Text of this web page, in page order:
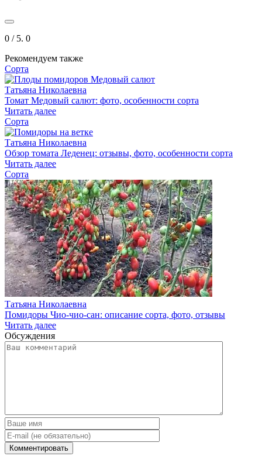
0 / 5. 0
Рекомендуем также
Сорта
Татьяна Николаевна
Томат Медовый салют: фото, особенности сорта
Читать далее
Сорта
Татьяна Николаевна
Обзор томата Леденец: отзывы, фото, особенности сорта
Читать далее
Сорта
Татьяна Николаевна
Помидоры Чио-чио-сан: описание сорта, фото, отзывы
Читать далее
Обсуждения